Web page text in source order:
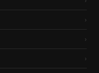
›
›
›